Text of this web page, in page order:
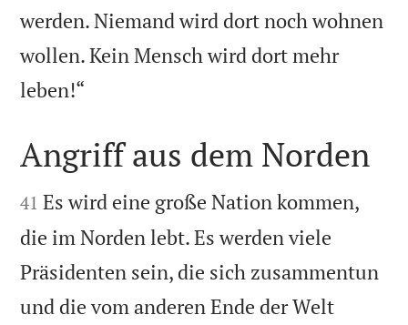
werden. Niemand wird dort noch wohnen
wollen. Kein Mensch wird dort mehr
leben!“

Angriff aus dem Norden

41 Es wird eine große Nation kommen,
die im Norden lebt. Es werden viele
Präsidenten sein, die sich zusammentun
und die vom anderen Ende der Welt